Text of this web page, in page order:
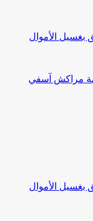
مراكش آسفي